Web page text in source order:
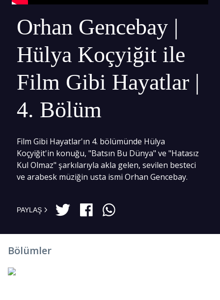
Orhan Gencebay |
Hülya Koçyiğit ile
Film Gibi Hayatlar |
4. Bölüm
Film Gibi Hayatlar'ın 4. bölümünde Hülya
Koçyiğit'in konuğu, "Batsın Bu Dünya" ve "Hatasız
Kul Olmaz" şarkılarıyla akla gelen, sevilen besteci
ve arabesk müziğin usta ismi Orhan Gencebay.
PAYLAŞ
Bölümler